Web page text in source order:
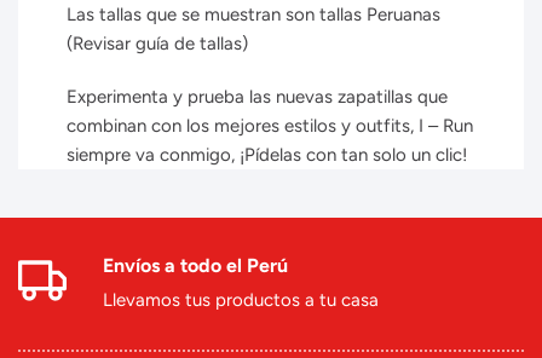
Las tallas que se muestran son tallas Peruanas
(Revisar guía de tallas)
Experimenta y prueba las nuevas zapatillas que
combinan con los mejores estilos y outfits, I – Run
siempre va conmigo, ¡Pídelas con tan solo un clic!
Envíos a todo el Perú
Llevamos tus productos a tu casa